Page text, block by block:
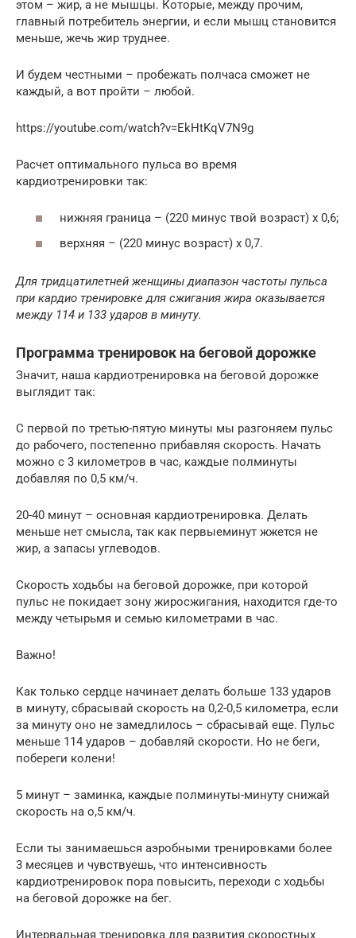
этом – жир, а не мышцы. Которые, между прочим,
главный потребитель энергии, и если мышц становится
меньше, жечь жир труднее.
И будем честными – пробежать полчаса сможет не
каждый, а вот пройти – любой.
https://youtube.com/watch?v=EkHtKqV7N9g
Расчет оптимального пульса во время
кардиотренировки так:
нижняя граница – (220 минус твой возраст) х 0,6;
верхняя – (220 минус возраст) х 0,7.
Для тридцатилетней женщины диапазон частоты пульса
при кардио тренировке для сжигания жира оказывается
между 114 и 133 ударов в минуту.
Программа тренировок на беговой дорожке
Значит, наша кардиотренировка на беговой дорожке
выглядит так:
С первой по третью-пятую минуты мы разгоняем пульс
до рабочего, постепенно прибавляя скорость. Начать
можно с 3 километров в час, каждые полминуты
добавляя по 0,5 км/ч.
20-40 минут – основная кардиотренировка. Делать
меньше нет смысла, так как первыеминут жжется не
жир, а запасы углеводов.
Скорость ходьбы на беговой дорожке, при которой
пульс не покидает зону жиросжигания, находится где-то
между четырьмя и семью километрами в час.
Важно!
Как только сердце начинает делать больше 133 ударов
в минуту, сбрасывай скорость на 0,2-0,5 километра, если
за минуту оно не замедлилось – сбрасывай еще. Пульс
меньше 114 ударов – добавляй скорости. Но не беги,
побереги колени!
5 минут – заминка, каждые полминуты-минуту снижай
скорость на о,5 км/ч.
Если ты занимаешься аэробными тренировками более
3 месяцев и чувствуешь, что интенсивность
кардиотренировок пора повысить, переходи с ходьбы
на беговой дорожке на бег.
Интервальная тренировка для развития скоростных